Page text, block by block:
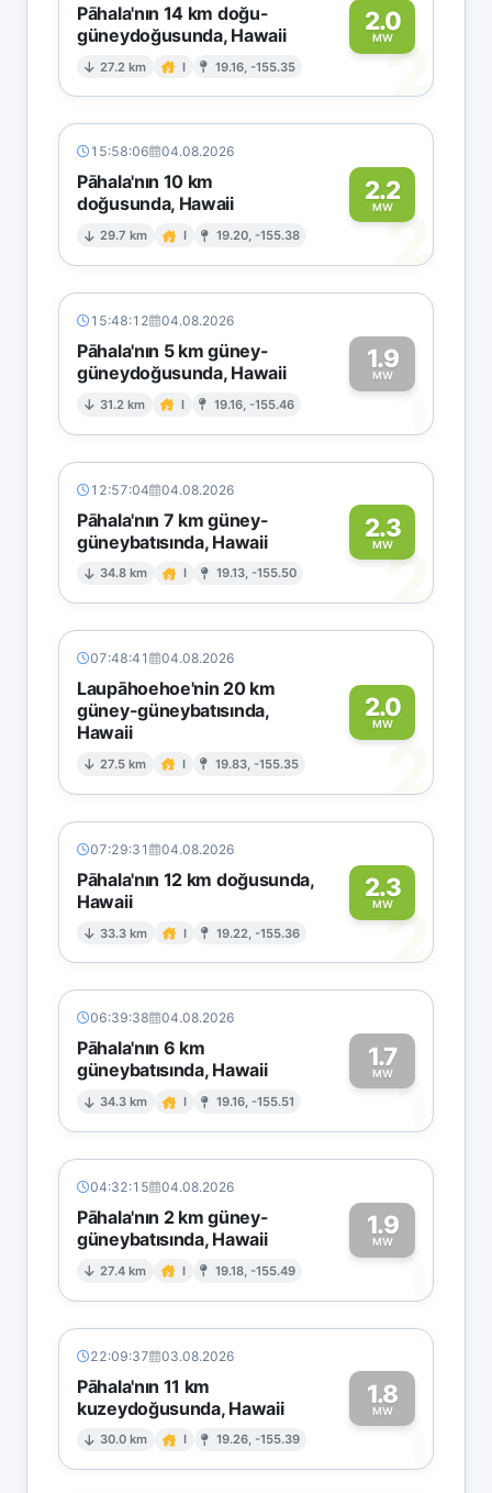
Pāhala'nın 14 km doğu-
güneydoğusunda, Hawaii
27.2 km I 19.16, -155.35
2.0
MW2
15:58:06 04.08.2026
Pāhala'nın 10 km
doğusunda, Hawaii
29.7 km I 19.20, -155.38
2.2
MW2
15:48:12 04.08.2026
Pāhala'nın 5 km güney-
güneydoğusunda, Hawaii
31.2 km I 19.16, -155.46
1.9
MW1
12:57:04 04.08.2026
Pāhala'nın 7 km güney-
güneybatısında, Hawaii
34.8 km I 19.13, -155.50
2.3
MW2
07:48:41 04.08.2026
Laupāhoehoe'nin 20 km
güney-güneybatısında,
Hawaii
27.5 km I 19.83, -155.35
2.0
MW
2
07:29:31 04.08.2026
Pāhala'nın 12 km doğusunda,
Hawaii
33.3 km I 19.22, -155.36
2.3
MW2
06:39:38 04.08.2026
Pāhala'nın 6 km
güneybatısında, Hawaii
34.3 km I 19.16, -155.51
1.7
MW1
04:32:15 04.08.2026
Pāhala'nın 2 km güney-
güneybatısında, Hawaii
27.4 km I 19.18, -155.49
1.9
MW1
22:09:37 03.08.2026
Pāhala'nın 11 km
kuzeydoğusunda, Hawaii
30.0 km I 19.26, -155.39
1.8
MW1